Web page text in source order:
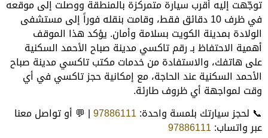
توجّهت إليه أقرب سيارة متمركزة بالمنطقة ووصلت إلى موقعه
في ظرف 10 دقائق فقط، وقامت بنقله فوراً إلى مستشفى
الولادة بمدينة الكويت بسلامة وأمان. يؤكد هذا الموقف
أهمية الاحتفاظ بـ رقم تاكسي مدينة صباح الأحمد السكنية
على هاتفك، والاستفادة من خدمات مكتب تاكسي مدينة صباح
الأحمد السكنية عند الحاجة، مع إمكانية حجز تاكسي في أي
وقت لمواجهة أي ظروف طارئة.
📞 لحجز سيارتك بلمسة واحدة:97886111| 💬 أو تواصل معنا
عبر واتساب:97886111